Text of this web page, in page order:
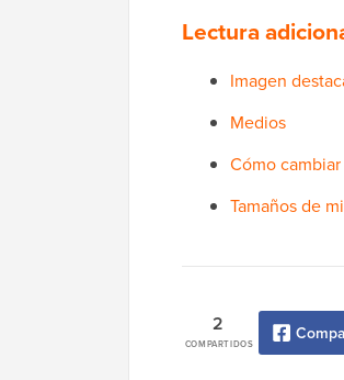
Lectura
Imagen
Medios
Cómo
Tamaños de
COMPARTIDOS
2